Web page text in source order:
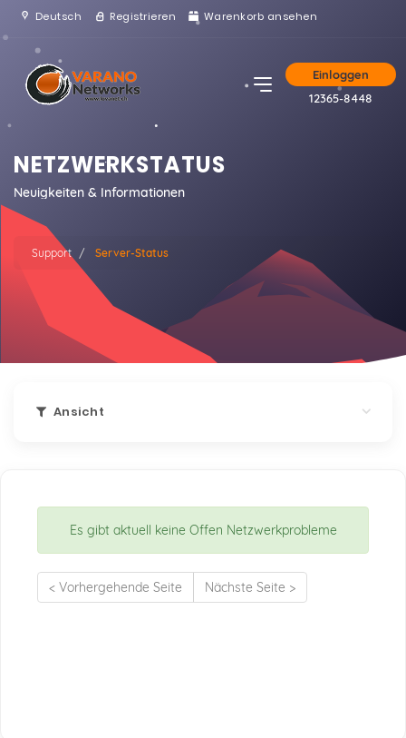
Deutsch Registrieren Warenkorb ansehen
Einloggen
12365-8448
NETZWERKSTATUS
Neuigkeiten & Informationen
Support Server-Status
Ansicht
Es gibt aktuell keine Offen Netzwerkprobleme
< Vorhergehende Seite Nächste Seite >